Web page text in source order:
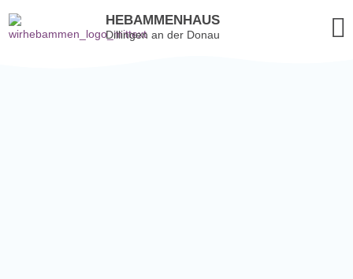
HEBAMMENHAUS
Dillingen an der Donau